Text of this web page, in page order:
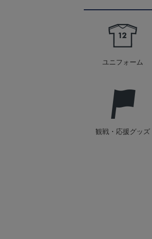
ユニフォーム
観戦・応援グッズ